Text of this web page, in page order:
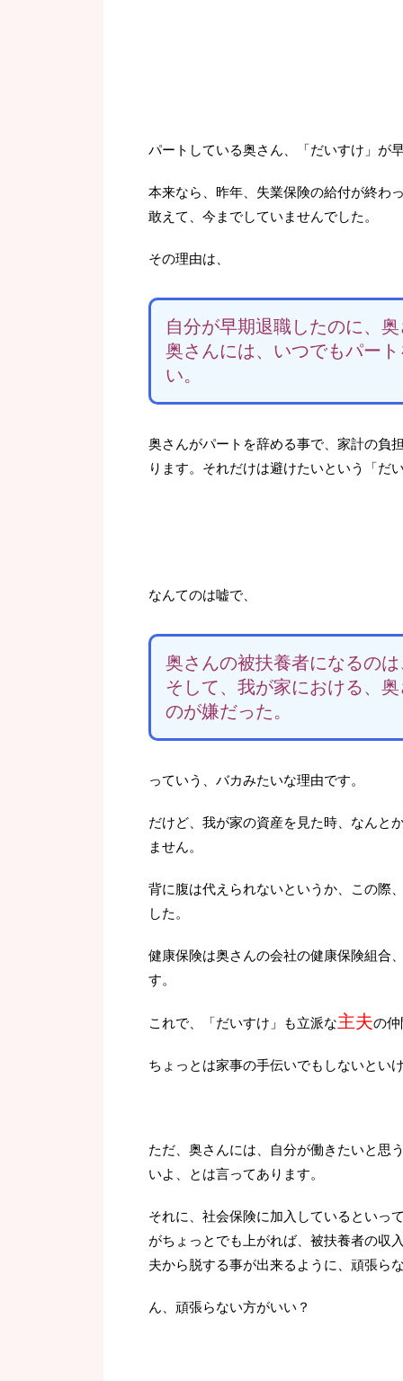
パートしている奥さん、「だいすけ」が
本来なら、昨年、失業保険の給付が終わ
敢えて、今までしていませんでした。
その理由は、
自分が早期退職したのに、
奥さんには、いつでもパー
い。
奥さんがパートを辞める事で、家計の負
ります。それだけは避けたいという「だ
なんてのは嘘で、
奥さんの被扶養者になるの
そして、我が家における、
のが嫌だった。
っていう、バカみたいな理由です。
だけど、我が家の資産を見た時、なんと
ません。
背に腹は代えられないというか、この際
した。
健康保険は奥さんの会社の健康保険組合
す。
これで、「だいすけ」も立派な主夫の仲
ちょっとは家事の手伝いでもしないといけ
ただ、奥さんには、自分が働きたいと思
いよ、とは言ってあります。
それに、社会保険に加入しているといっ
がちょっとでも上がれば、被扶養者の収
夫から脱する事が出来るように、頑張ら
ん、頑張らない方がいい？